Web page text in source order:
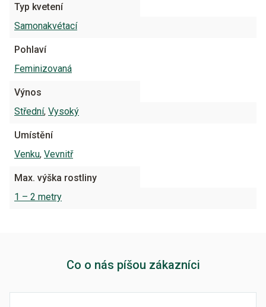
Typ kvetení
Samonakvétací
Pohlaví
Feminizovaná
Výnos
Střední, Vysoký
Umístění
Venku, Vevnitř
Max. výška rostliny
1 – 2 metry
Co o nás píšou zákazníci